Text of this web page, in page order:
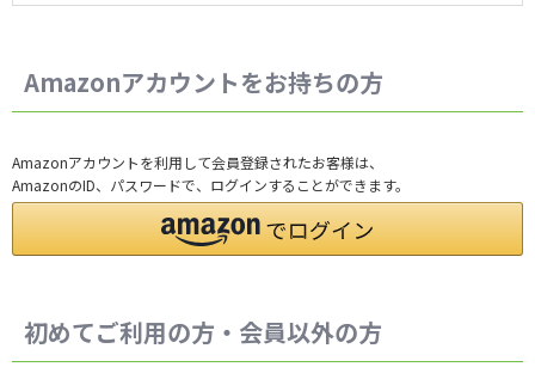
Amazonアカウントをお持ちの方
Amazonアカウントを利用して会員登録されたお客様は、
AmazonのID、パスワードで、ログインすることができます。
初めてご利用の方・会員以外の方